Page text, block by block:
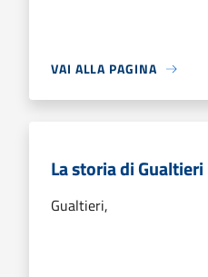
VAI ALLA PAGINA
La storia di Gualtieri
Gualtieri,